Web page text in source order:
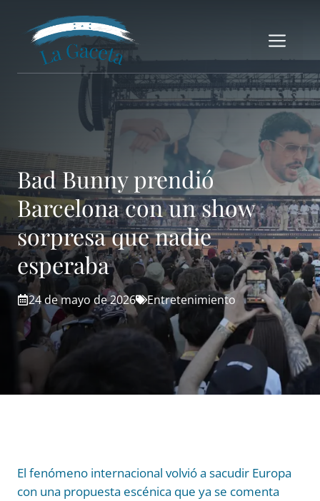
contenido
Bad Bunny prendió
Barcelona con un show
sorpresa que nadie
esperaba
24 de mayo de 2026 Entretenimiento
El fenómeno internacional volvió a sacudir Europa
con una propuesta escénica que ya se comenta